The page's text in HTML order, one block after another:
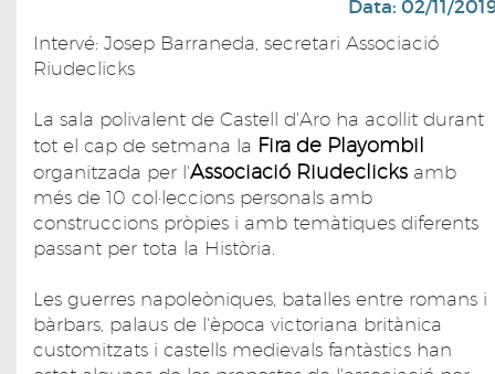
Data: 02/11/
Intervé: Josep Barraneda, secretari Associació
Riudeclicks
La sala polivalent de Castell d'Aro ha acollit durant
tot el cap de setmana la Fira de Playombil
organitzada per l'Associació Riudeclicks amb
més de 10 col·leccions personals amb
construccions pròpies i amb temàtiques diferents
passant per tota la Història.
Les guerres napoleòniques, batalles entre romans i
bàrbars, palaus de l'època victoriana britànica
customitzats i castells medievals fantàstics han